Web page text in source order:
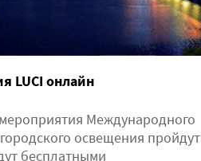
LUCI онлайн
Международного
освещения пройдут
бесплатными